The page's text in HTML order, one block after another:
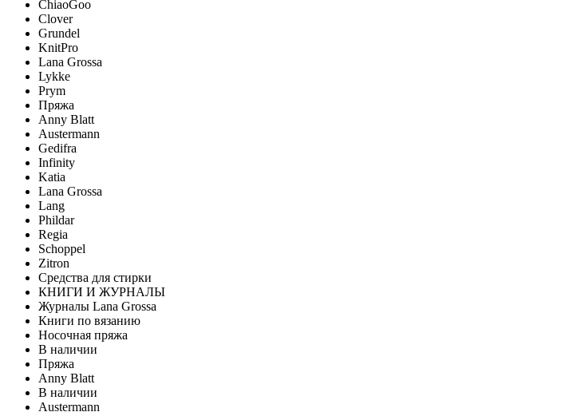
ChiaoGoo
Clover
Grundel
KnitPro
Lana Grossa
Lykke
Prym
Пряжа
Anny Blatt
Austermann
Gedifra
Infinity
Katia
Lana Grossa
Lang
Phildar
Regia
Schoppel
Zitron
Средства для стирки
КНИГИ И ЖУРНАЛЫ
Журналы Lana Grossa
Книги по вязанию
Носочная пряжа
В наличии
Пряжа
Anny Blatt
В наличии
Austermann